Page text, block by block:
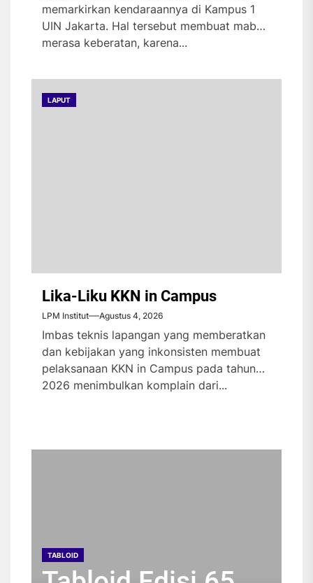
memarkirkan kendaraannya di Kampus 1
UIN Jakarta. Hal tersebut membuat maba
merasa keberatan, karena...
LAPUT
Lika-Liku KKN in Campus
LPM Institut Agustus 4, 2026
Imbas teknis lapangan yang memberatkan
dan kebijakan yang inkonsisten membuat
pelaksanaan KKN in Campus pada tahun
2026 menimbulkan komplain dari...
TABLOID
TABLOID
TABLOID
TABLOID